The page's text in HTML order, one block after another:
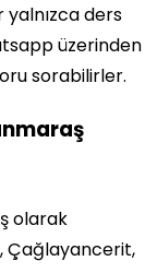
ders
üzerinden
sorabilirler.
olarak
Çağlayancerit,